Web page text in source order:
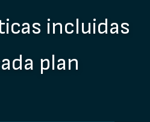
incluidas
plan